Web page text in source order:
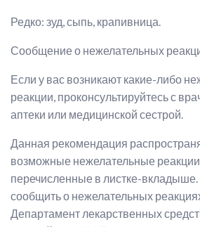
Редко: зуд, сыпь, крапивница.
Сообщение о нежелательных
Если у вас возникают какие-либо
реакции, проконсультируйтесь с
аптеки или медицинской сестрой.
Данная рекомендация
возможные нежелательные
перечисленные в листке-
сообщить о нежелательных
Департамент лекарственных